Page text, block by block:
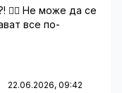
🤦‍♂️ Не може да се
все по-
22.06.2026, 09:42